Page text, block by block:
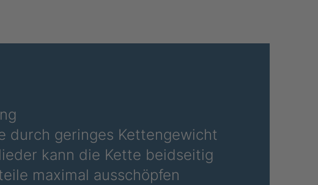
durch geringes Kettengewicht
kann die Kette beidseitig
maximal ausschöpfen